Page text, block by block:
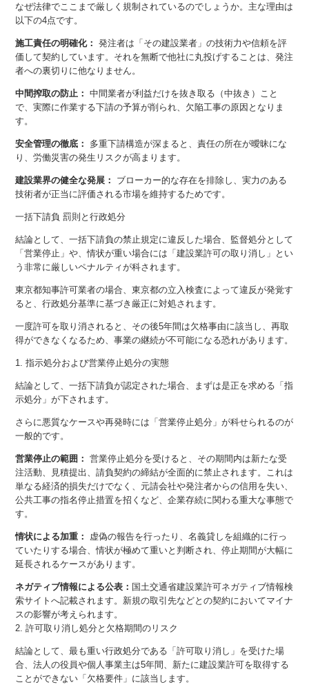
なぜ法律でここまで厳しく規制されているのでしょうか。主な理由は
以下の4点です。
施工責任の明確化： 発注者は「その建設業者」の技術力や信頼を評
価して契約しています。それを無断で他社に丸投げすることは、発注
者への裏切りに他なりません。
中間搾取の防止： 中間業者が利益だけを抜き取る（中抜き）こと
で、実際に作業する下請の予算が削られ、欠陥工事の原因となりま
す。
安全管理の徹底：
多重下請構造が深まると、責任の所在が曖昧にな
り、労働災害の発生リスクが高まります。
建設業界の健全な発展：
ブローカー的な存在を排除し、実力のある
技術者が正当に評価される市場を維持するためです。
一括下請負 罰則と行政処分
結論として、一括下請負の禁止規定に違反した場合、監督処分として
「営業停止」や、情状が重い場合には「建設業許可の取り消し」とい
う非常に厳しいペナルティが科されます。
東京都知事許可業者の場合、東京都の立入検査によって違反が発覚す
ると、行政処分基準に基づき厳正に対処されます。
一度許可を取り消されると、その後5年間は欠格事由に該当し、再取
得ができなくなるため、事業の継続が不可能になる恐れがあります。
1. 指示処分および営業停止処分の実態
結論として、一括下請負が認定された場合、まずは是正を求める「指
示処分」が下されます。
さらに悪質なケースや再発時には「営業停止処分」が科せられるのが
一般的です。
営業停止の範囲： 営業停止処分を受けると、その期間内は新たな受
注活動、見積提出、請負契約の締結が全面的に禁止されます。これは
単なる経済的損失だけでなく、元請会社や発注者からの信用を失い、
公共工事の指名停止措置を招くなど、企業存続に関わる重大な事態で
す。
情状による加重：
虚偽の報告を行ったり、名義貸しを組織的に行っ
ていたりする場合、情状が極めて重いと判断され、停止期間が大幅に
延長されるケースがあります。
ネガティブ情報による公表： 国土交通省建設業許可ネガティブ情報検
索サイトへ記載されます。新規の取引先などとの契約においてマイナ
スの影響が考えられます。
2. 許可取り消し処分と欠格期間のリスク
結論として、最も重い行政処分である「許可取り消し」を受けた場
合、法人の役員や個人事業主は5年間、新たに建設業許可を取得する
ことができない「欠格要件」に該当します。